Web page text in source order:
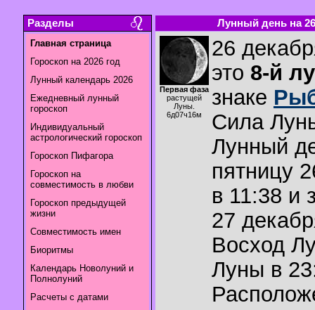
Разделы
Главная страница
Гороскоп на 2026 год
Лунный календарь 2026
Ежедневный лунный
гороскоп
Индивидуальный
астрологический гороскоп
Гороскоп Пифагора
Гороскоп на
совместимость в любви
Гороскоп предыдущей
жизни
Совместимость имен
Биоритмы
Календарь Новолуний и
Полнолуний
Расчеты с датами
Лунный день на
Первая фаза
растущей
Луны.
6д07ч16м
26
это 8-й
знаке
Сила
Лунный
пятницу
в 11:38 и
27
Восход
Луны в